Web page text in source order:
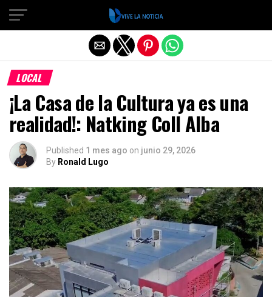
LOCAL
¡La Casa de la Cultura ya es una
realidad!: Natking Coll Alba
Published 1 mes ago on junio 29, 2026
By Ronald Lugo
Salir de la versión móvil